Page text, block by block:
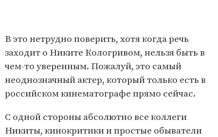
В это нетрудно поверить, хотя когда речь
заходит о Никите Кологривом, нельзя быть в
чем-то уверенным. Пожалуй, это самый
неоднозначный актер, который только есть в
российском кинематографе прямо сейчас.
С одной стороны абсолютно все коллеги
Никиты, кинокритики и простые обыватели